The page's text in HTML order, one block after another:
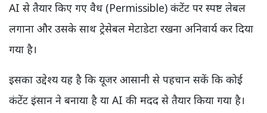
AI से तैयार किए गए वैध (Permissible) कंटेंट पर स्पष्ट लेबल
लगाना और उसके साथ ट्रेसेबल मेटाडेटा रखना अनिवार्य कर दिया
गया है।
इसका उद्देश्य यह है कि यूजर आसानी से पहचान सकें कि कोई
कंटेंट इंसान ने बनाया है या AI की मदद से तैयार किया गया है।